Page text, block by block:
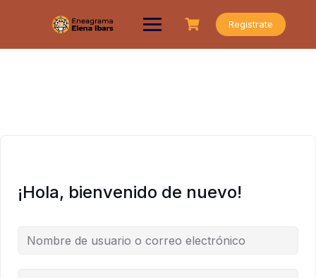
Registrate
¡Hola, bienvenido de nuevo!